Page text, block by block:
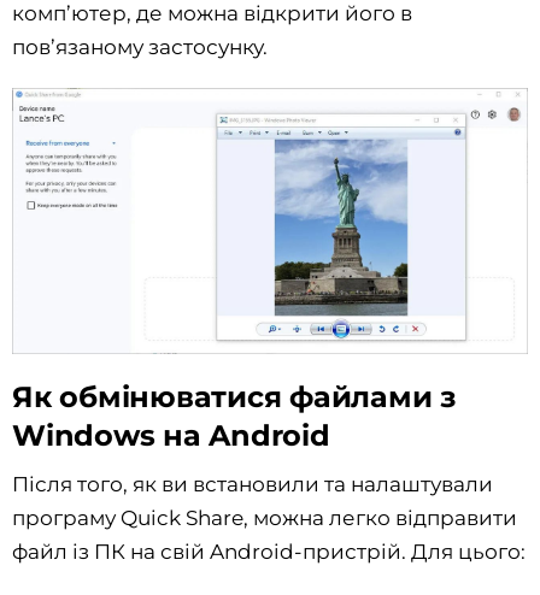
комп’ютер, де можна відкрити його в
пов’язаному застосунку.
Як обмінюватися файлами з
Windows на Android
Після того, як ви встановили та налаштували
програму Quick Share, можна легко відправити
файл із ПК на свій Android-пристрій. Для цього: